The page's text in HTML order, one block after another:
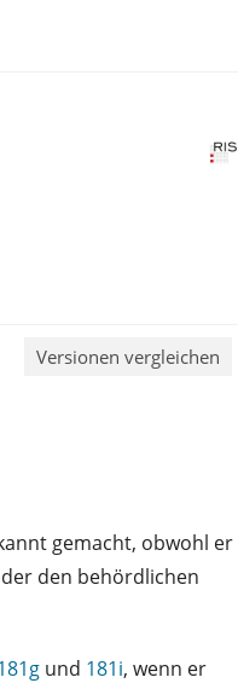
Versionen vergleichen
gemacht, obwohl er
den behördlichen
und 181i, wenn er